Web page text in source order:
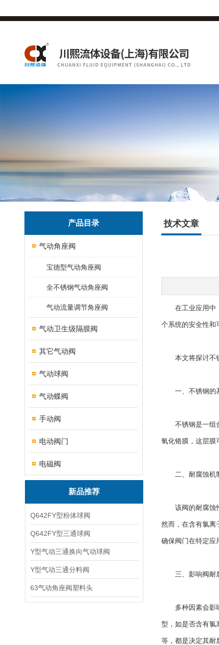
产品目录
气动角座阀
宝德型气动角座阀
全不锈钢气动角座阀
气动流量调节角座阀
气动卫生级隔膜阀
其它气动阀
气动球阀
气动蝶阀
手动阀
电动阀门
电磁阀
新品推荐
Q642FY型粉体球阀
Q642FY型三通球阀
Y型气动三通换向气动球阀
Y型气动三通分料阀
63气动角座阀塑料头
技术文章
在工业应用中，
个系统的安全性和
本文将探讨不锈
一、不锈钢的
不锈钢是一组合
氧化铬膜，这层膜
二、耐腐蚀机
该阀的耐腐蚀性
然而，在含有氯离
确保阀门在特定应
三、影响阀耐
多种因素会影响
型，如是否含有氯
等，都是决定其耐